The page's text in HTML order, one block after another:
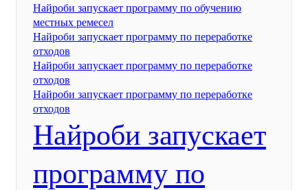
Найроби запускает программу по обучению
местных ремесел
Найроби запускает программу по переработке
отходов
Найроби запускает программу по переработке
отходов
Найроби запускает программу по переработке
отходов
Найроби запускает
программу по